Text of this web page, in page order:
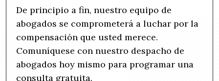
De principio a fin, nuestro equipo de
abogados se comprometerá a luchar por la
compensación que usted merece.
Comuníquese con nuestro despacho de
abogados hoy mismo para programar una
consulta gratuita.